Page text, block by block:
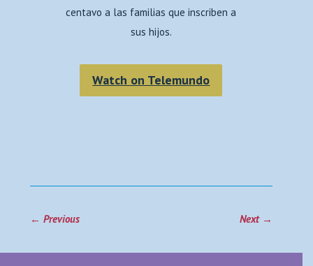
centavo a las familias que inscriben a
sus hijos.
Watch on Telemundo
←Previous Next→